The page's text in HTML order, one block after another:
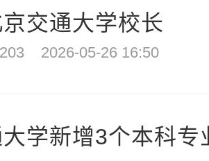
交通大学校长
2026-05-26 16:50
学新增3个本科